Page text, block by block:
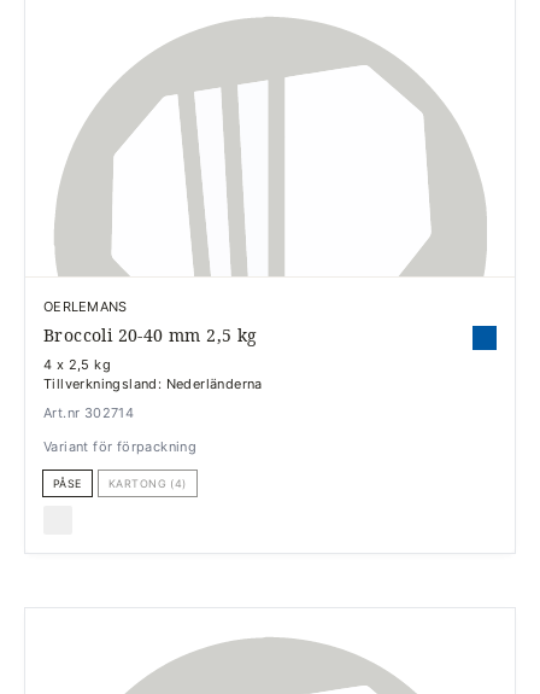
OERLEMANS
Broccoli 20-40 mm 2,5 kg
4 x 2,5 kg
Tillverkningsland: Nederländerna
Art.nr 302714
Variant för förpackning
PÅSE KARTONG (4)